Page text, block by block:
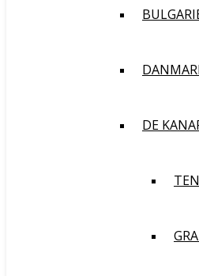
DE